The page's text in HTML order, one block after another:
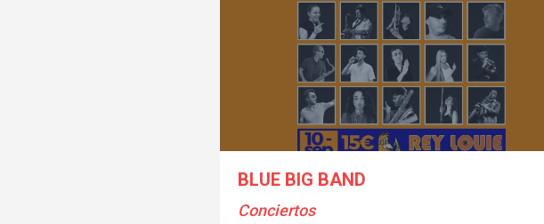
BLUE BIG BAND
Conciertos